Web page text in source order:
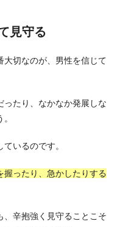
見守る
大切なのが、男性を信じて
ったり、なかなか発展しな
いるのです。
ったり、急かしたりする
、辛抱強く見守ることこそ